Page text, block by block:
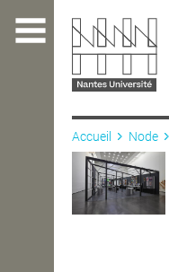
contenu
L'ÉCOLE
Accueil Node